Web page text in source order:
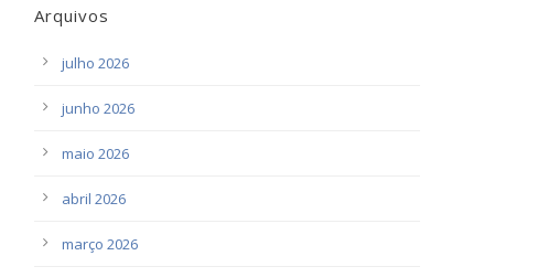
Arquivos
julho 2026
junho 2026
maio 2026
abril 2026
março 2026